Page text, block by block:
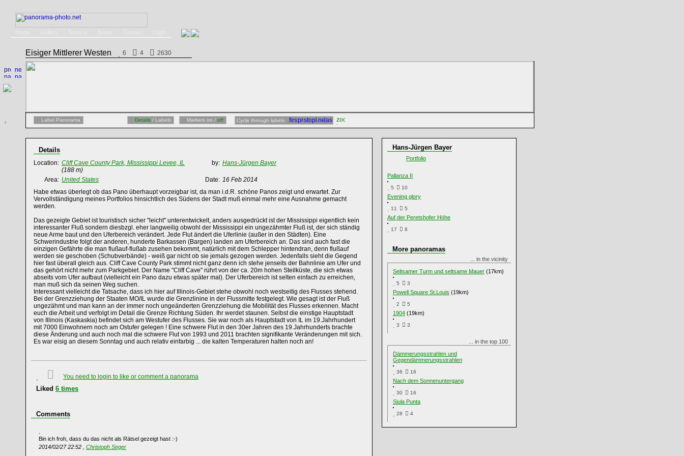
Eisiger Mittlerer Westen 6 4 2630
Label Panorama Details / Labels Markers on / off Cycle through labels:
Details
Location: Cliff Cave County Park, Mississippi Levee, IL
(188 m)
by: Hans-Jürgen Bayer
Area: United States Date: 16 Feb 2014
Habe etwas überlegt ob das Pano überhaupt vorzeigbar ist, da man i.d.R. schöne Panos zeigt und erwartet. Zur
Vervollständigung meines Portfolios hinsichtlich des Südens der Stadt muß einmal mehr eine Ausnahme gemacht
werden.
Das gezeigte Gebiet ist touristisch sicher "leicht" unterentwickelt, anders ausgedrückt ist der Mississippi eigentlich kein
interessanter Fluß sondern diesbzgl. eher langweilig obwohl der Mississippi ein ungezähmter Fluß ist, der sich ständig
neue Arme baut und den Uferbereich verändert. Jede Flut ändert die Uferlinie (außer in den Städten). Eine
Schwerindustrie folgt der anderen, hunderte Barkassen (Bargen) landen am Uferbereich an. Das sind auch fast die
einzigen Gefährte die man flußauf-flußab zusehen bekommt, natürlich mit dem Schlepper hintendran, denn flußauf
werden sie geschoben (Schubverbände) - weiß gar nicht ob sie jemals gezogen werden. Jedenfalls sieht die Gegend
hier fast überall gleich aus. Cliff Cave County Park stimmt nicht ganz denn ich stehe jenseits der Bahnlinie am Ufer und
das gehört nicht mehr zum Parkgebiet. Der Name "Cliff Cave" rührt von der ca. 20m hohen Steilküste, die sich etwas
abseits vom Ufer aufbaut (vielleicht ein Pano dazu etwas später mal). Der Uferbereich ist selten einfach zu erreichen,
man muß sich da seinen Weg suchen.
Interessant vielleicht die Tatsache, dass ich hier auf Illinois-Gebiet stehe obwohl noch westseitig des Flusses stehend.
Bei der Grenzziehung der Staaten MO/IL wurde die Grenzlinine in der Flussmitte festgelegt. Wie gesagt ist der Fluß
ungezähmt und man kann an der immer noch ungeänderten Grenzziehung die Mobilität des Flusses erkennen. Macht
euch die Arbeit und verfolgt im Detail die Grenze Richtung Süden. Ihr werdet staunen. Selbst die einstige Hauptstadt
von Illinois (Kaskaskia) befindet sich am Westufer des Flusses. Sie war noch als Hauptstadt von IL im 19.Jahrhundert
mit 7000 Einwohnern noch am Ostufer gelegen ! Eine schwere Flut in den 30er Jahren des 19.Jahrhunderts brachte
diese Änderung und auch noch mal die schwere Flut von 1993 und 2011 brachten signifikante Veränderungen mit sich.
Es war eisig an diesem Sonntag und auch relativ einfarbig ... die kalten Temperaturen halten noch an!
You need to login to like or comment a panorama
Liked 6 times
Comments
Bin ich froh, dass du das nicht als Rätsel gezeigt hast :-)
2014/02/27 22:52 , Christoph Seger
Hans-Jürgen Bayer
Portfolio
Pallanza II
5 10
Evening glory
11 5
Auf der Peretshofer Höhe
17 8
More panoramas
... in the vicinity
Seltsamer Turm und seltsame Mauer (17km)
5 3
Powell Square St.Louis (19km)
2 5
1904 (19km)
3 3
... in the top 100
Dämmerungsstrahlen und
Gegendämmerungsstrahlen
36 16
Nach dem Sonnenuntergang
30 16
Siula Punta
28 4